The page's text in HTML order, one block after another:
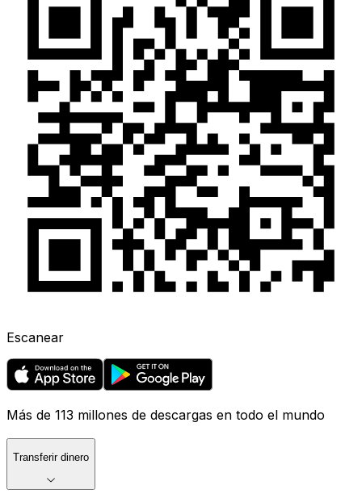
Escanear
Más de 113 millones de descargas en todo el mundo
Transferir dinero